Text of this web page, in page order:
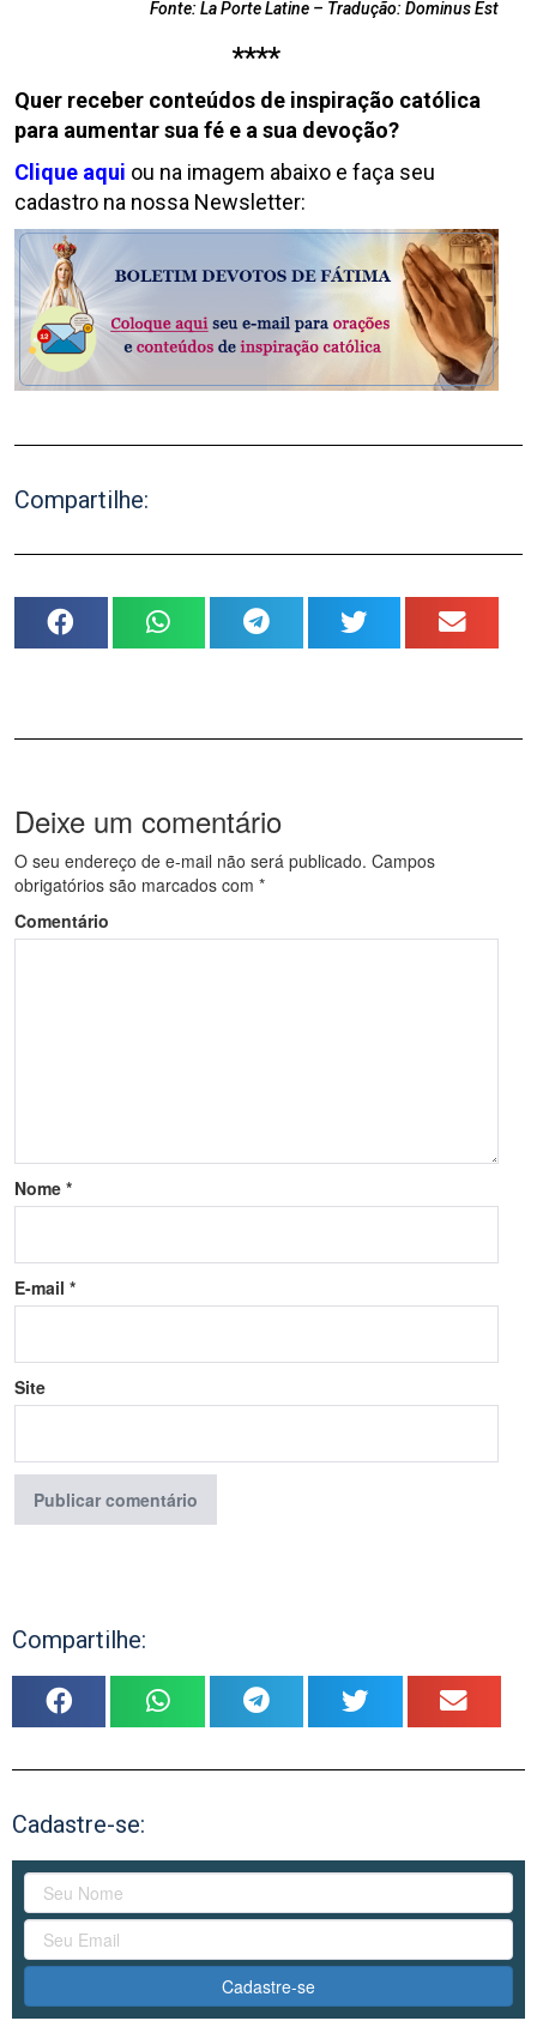
Fonte: La Porte Latine – Tradução: Dominus Est
****
Quer receber conteúdos de inspiração católica
para aumentar sua fé e a sua devoção?
Clique aqui ou na imagem abaixo e faça seu
cadastro na nossa Newsletter:
Compartilhe:
Deixe um comentário
O seu endereço de e-mail não será publicado. Campos
obrigatórios são marcados com *
Comentário
Nome *
E-mail *
Site
Compartilhe:
Cadastre-se:
Cadastre-se